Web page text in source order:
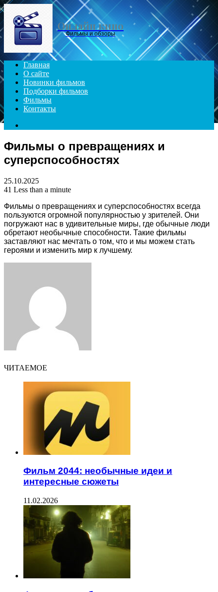
Menu
Онлайн кино
Фильмы и обзоры
Главная
О сайте
Новинки фильмов
Подборки фильмов
Фильмы
Контакты
Фильмы о превращениях и
суперспособностях
25.10.2025
41 Less than a minute
Фильмы о превращениях и суперспособностях всегда
пользуются огромной популярностью у зрителей. Они
погружают нас в удивительные миры, где обычные люди
обретают необычные способности. Такие фильмы
заставляют нас мечтать о том, что и мы можем стать
героями и изменить мир к лучшему.
ЧИТАЕМОЕ
Фильм 2044: необычные идеи и
интересные сюжеты
11.02.2026